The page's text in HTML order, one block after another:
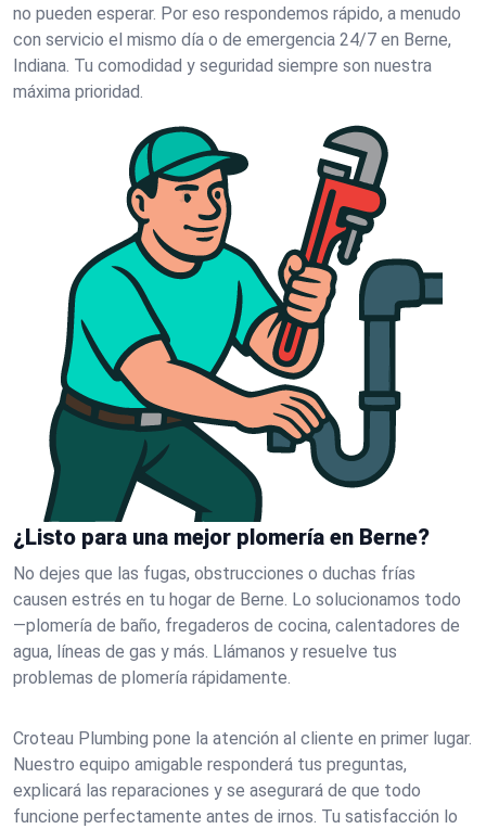
no pueden esperar. Por eso respondemos rápido, a menudo
con servicio el mismo día o de emergencia 24/7 en Berne,
Indiana. Tu comodidad y seguridad siempre son nuestra
máxima prioridad.
¿Listo para una mejor plomería en Berne?
No dejes que las fugas, obstrucciones o duchas frías
causen estrés en tu hogar de Berne. Lo solucionamos todo
—plomería de baño, fregaderos de cocina, calentadores de
agua, líneas de gas y más. Llámanos y resuelve tus
problemas de plomería rápidamente.
Croteau Plumbing pone la atención al cliente en primer lugar.
Nuestro equipo amigable responderá tus preguntas,
explicará las reparaciones y se asegurará de que todo
funcione perfectamente antes de irnos. Tu satisfacción lo